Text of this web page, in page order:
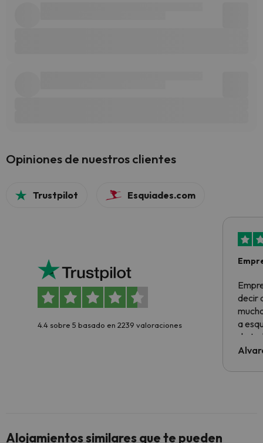
Opiniones de nuestros clientes
Trustpilot Esquiades.com
4.4 sobre 5 basado en 2239 valoraciones
decir
a
de
al
culpa
Alojamientos similares que te pueden